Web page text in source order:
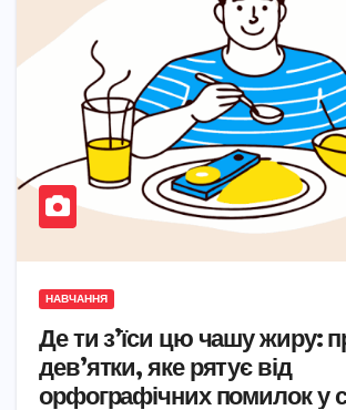
НАВЧАННЯ
Де ти з’їси цю чашу жиру:
дев’ятки, яке рятує від
орфографічних помилок у